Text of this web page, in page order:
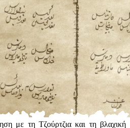
με τη Τζούρτζια και τη βλαχική